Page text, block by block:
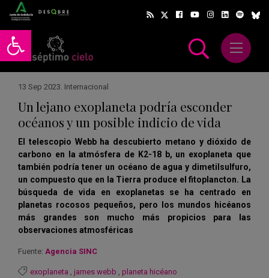
Abrir barra de herramientas
Abrir
13 Sep 2023. Internacional
Un lejano exoplaneta podría esconder
océanos y un posible indicio de vida
El telescopio Webb ha descubierto metano y dióxido de
carbono en la atmósfera de K2-18 b, un exoplaneta que
también podría tener un océano de agua y dimetilsulfuro,
un compuesto que en la Tierra produce el fitoplancton. La
búsqueda de vida en exoplanetas se ha centrado en
planetas rocosos pequeños, pero los mundos hicéanos
más grandes son mucho más propicios para las
observaciones atmosféricas
Fuente: Agencia SINC
exoplaneta , james webb , planeta hicéano